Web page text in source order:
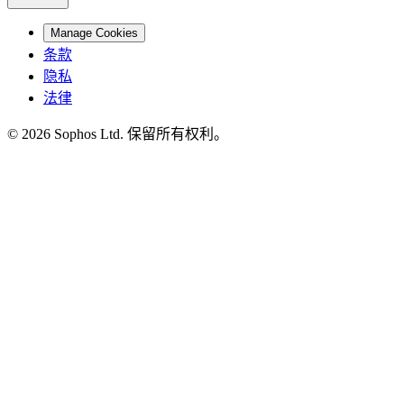
Manage Cookies
条款
隐私
法律
© 2026 Sophos Ltd. 保留所有权利。